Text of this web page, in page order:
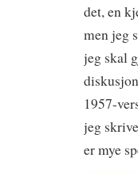
det, en
men jeg
jeg skal
1957-
jeg
er mye